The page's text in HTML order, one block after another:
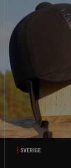
SVERIGE